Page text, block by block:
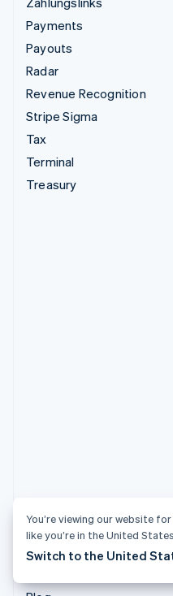
Payments
Payouts
Radar
Revenue Recognition
Stripe Sigma
Tax
Terminal
Treasury
Ressourcen
Leitfäden
You’re viewing our website
like you’re in the United States.
Switch to the United